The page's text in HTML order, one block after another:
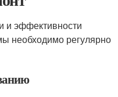
и эффективности
необходимо регулярно